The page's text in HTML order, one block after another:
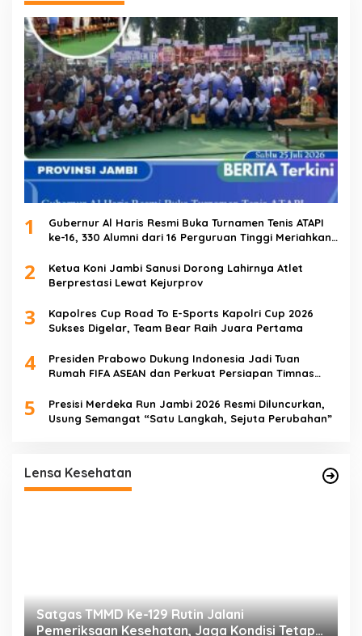
1
Gubernur Al Haris Resmi Buka Turnamen Tenis ATAPI
ke-16, 330 Alumni dari 16 Perguruan Tinggi Meriahkan
2
Ketua Koni Jambi Sanusi Dorong Lahirnya Atlet
Berprestasi Lewat Kejurprov
3
Kapolres Cup Road To E-Sports Kapolri Cup 2026
Sukses Digelar, Team Bear Raih Juara Pertama
4
Presiden Prabowo Dukung Indonesia Jadi Tuan
Rumah FIFA ASEAN dan Perkuat Persiapan Timnas
5
Presisi Merdeka Run Jambi 2026 Resmi Diluncurkan,
Usung Semangat “Satu Langkah, Sejuta Perubahan”
Lensa Kesehatan
Satgas TMMD Ke-129 Rutin Jalani
Pemeriksaan Kesehatan, Jaga Kondisi Tetap